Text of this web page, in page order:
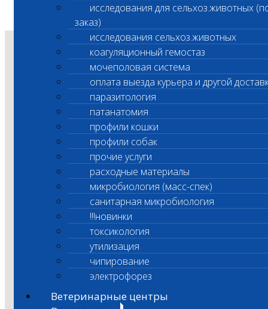
исследования для сельхоз.животных
заказ)
исследования сельхоз.животных
коагуляционный гемостаз
мочеполовая система
оплата выезда курьера и другой
паразитология
патанатомия
профили кошки
профили собак
прочие услуги
расходные материалы
микробиология (масс-спек)
санитарная микробиология
!!!новинки
токсикология
утилизация
чипирование
электрофорез
Ветеринарные центры